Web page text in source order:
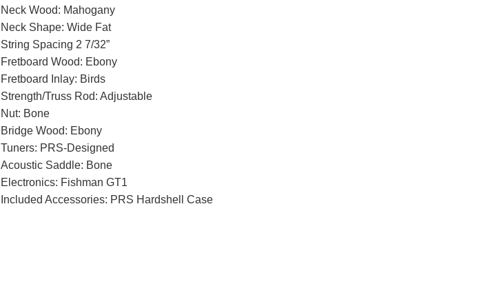
Neck Wood: Mahogany
Neck Shape: Wide Fat
String Spacing 2 7/32”
Fretboard Wood: Ebony
Fretboard Inlay: Birds
Strength/Truss Rod: Adjustable
Nut: Bone
Bridge Wood: Ebony
Tuners: PRS-Designed
Acoustic Saddle: Bone
Electronics: Fishman GT1
Included Accessories: PRS Hardshell Case